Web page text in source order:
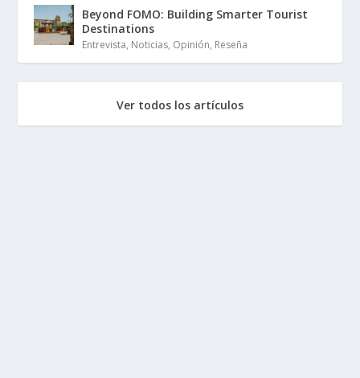
Beyond FOMO: Building Smarter Tourist
Destinations
Entrevista, Noticias, Opinión, Reseña
Ver todos los artículos